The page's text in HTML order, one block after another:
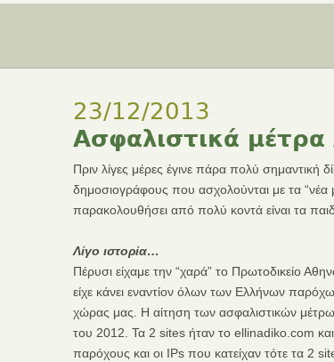
23/12/2013
Ασφαλιστικά
Πριν λίγες μέρες έγινε πάρα πολύ
δημοσιογράφους που ασχολούνται με τα “νέα
παρακολουθήσει από πολύ κοντά είναι τα
Λίγο ιστορία…
Πέρυσι είχαμε την “χαρά” το Πρωτοδικείο
είχε κάνει εναντίον όλων των Ελλήνων
χώρας μας. Η αίτηση των ασφαλιστικών
του 2012. Τα 2 sites ήταν το ellinadiko.com
παρόχους και οι IPs που κατείχαν τότε τα 2